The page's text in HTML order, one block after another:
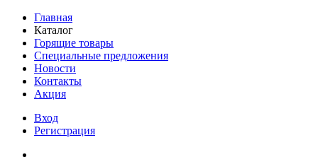
Главная
Каталог
Горящие товары
Специальные предложения
Новости
Контакты
Акция
Вход
Регистрация